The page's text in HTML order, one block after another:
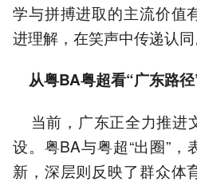
学与拼搏进取的主流价值
进理解，在笑声中传递认同
从粤BA粤超看“广东路
当前，广东正全力推进
设。粤BA与粤超“出圈”，
新，深层则反映了群众体